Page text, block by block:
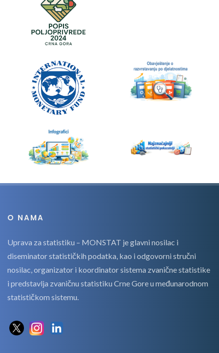
O NAMA
Uprava za statistiku – MONSTAT je glavni nosilac i
diseminator statističkih podatka, kao i odgovorni stručni
nosilac, organizator i koordinator sistema zvanične statistike
i predstavlja zvaničnu statistiku Crne Gore u međunarodnom
statističkom sistemu.